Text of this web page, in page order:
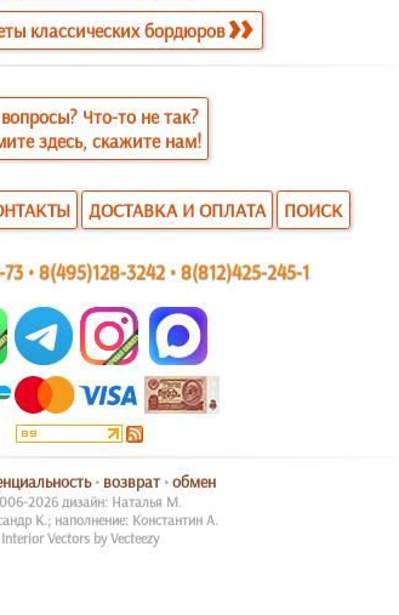
классических бордюров
Что-то не так?
здесь, скажите нам!
ДОСТАВКА И ОПЛАТА ПОИСК
•8(495)128-3242 •8(812)425-245-1
• возврат •обмен
2026 дизайн: Наталья М.
К.; наполнение: Константин А.
Interior Vectors by Vecteezy